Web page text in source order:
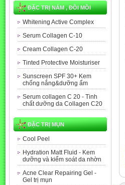
ĐẶC TRỊ NÁM , ĐỒI MỒI
Whitening Active Complex
Serum Collagen C-10
Cream Collagen C-20
Tinted Protective Moisturiser
Sunscreen SPF 30+ Kem
chống nắng&dưỡng ẩm
Serum collagen C 20 - Tinh
chất dưỡng da Collagen C20
ĐẶC TRỊ MỤN
Cool Peel
Hydration Matt Fluid - Kem
dưỡng và kiểm soát da nhờn
Acne Clear Repairing Gel -
Gel trị mụn